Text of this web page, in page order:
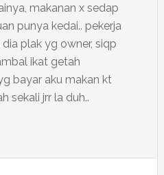
makanan x sedap
punya kedai.. pekerja
plak yg owner, siqp
ikat getah
bayar aku makan kt
sekali jrr la duh..